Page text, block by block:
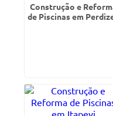
Construção e
de Piscinas em